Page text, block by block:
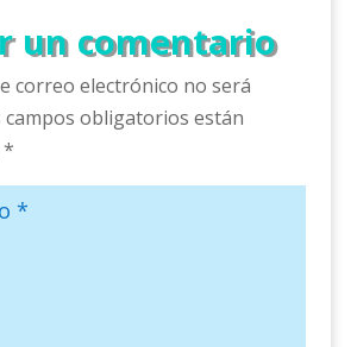
un comentario
correo electrónico no será
campos obligatorios están
*